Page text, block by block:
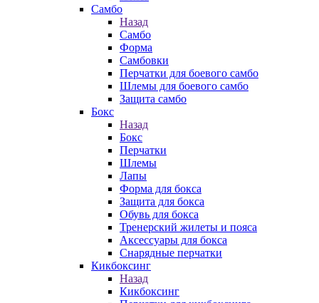
Самбо
Назад
Самбо
Форма
Самбовки
Перчатки для боевого самбо
Шлемы для боевого самбо
Защита самбо
Бокс
Назад
Бокс
Перчатки
Шлемы
Лапы
Форма для бокса
Защита для бокса
Обувь для бокса
Тренерский жилеты и пояса
Аксессуары для бокса
Снарядные перчатки
Кикбоксинг
Назад
Кикбоксинг